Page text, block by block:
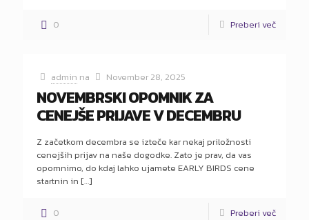
0 Preberi več
admin na November 28, 2025
NOVEMBRSKI OPOMNIK ZA
CENEJŠE PRIJAVE V DECEMBRU
Z začetkom decembra se izteče kar nekaj priložnosti
cenejših prijav na naše dogodke. Zato je prav, da vas
opomnimo, do kdaj lahko ujamete EARLY BIRDS cene
startnin in […]
0 Preberi več